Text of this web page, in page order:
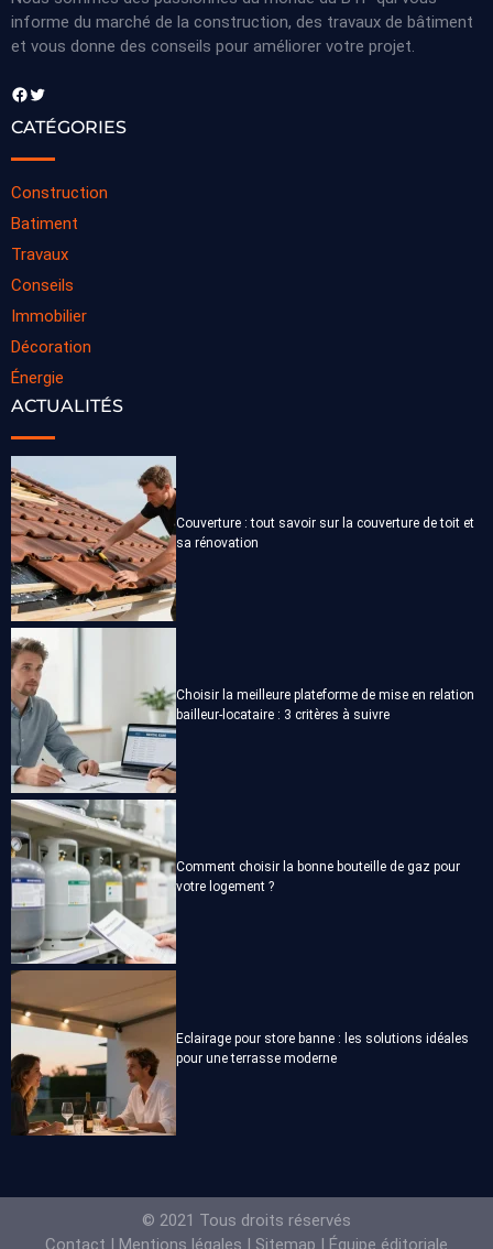
informe du marché de la construction, des travaux de bâtiment
et vous donne des conseils pour améliorer votre projet.
Facebook Twitter
CATÉGORIES
Construction
Batiment
Travaux
Conseils
Immobilier
Décoration
Énergie
ACTUALITÉS
Couverture : tout savoir sur la couverture de toit et
sa rénovation
Choisir la meilleure plateforme de mise en relation
bailleur-locataire : 3 critères à suivre
Comment choisir la bonne bouteille de gaz pour
votre logement ?
Eclairage pour store banne : les solutions idéales
pour une terrasse moderne
© 2021 Tous droits réservés
Contact | Mentions légales | Sitemap | Équipe éditoriale